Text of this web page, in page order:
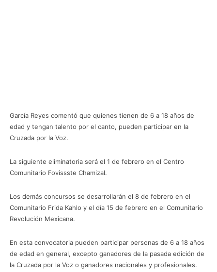
García Reyes comentó que quienes tienen de 6 a 18 años de
edad y tengan talento por el canto, pueden participar en la
Cruzada por la Voz.
La siguiente eliminatoria será el 1 de febrero en el Centro
Comunitario Fovissste Chamizal.
Los demás concursos se desarrollarán el 8 de febrero en el
Comunitario Frida Kahlo y el día 15 de febrero en el Comunitario
Revolución Mexicana.
En esta convocatoria pueden participar personas de 6 a 18 años
de edad en general, excepto ganadores de la pasada edición de
la Cruzada por la Voz o ganadores nacionales y profesionales.